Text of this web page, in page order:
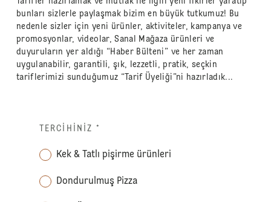
bunları sizlerle paylaşmak bizim en büyük tutkumuz! Bu
nedenle sizler için yeni ürünler, aktiviteler, kampanya ve
promosyonlar, videolar, Sanal Mağaza ürünleri ve
duyuruların yer aldığı “Haber Bülteni” ve her zaman
uygulanabilir, garantili, şık, lezzetli, pratik, seçkin
tariflerimizi sunduğumuz “Tarif Üyeliği”ni hazırladık...
TERCIHINIZ *
Kek & Tatlı pişirme ürünleri
Dondurulmuş Pizza